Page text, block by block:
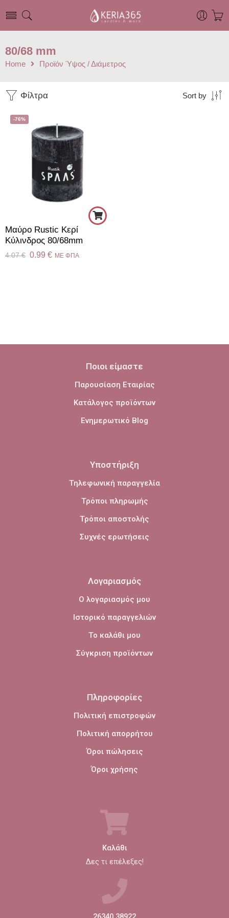
80/68 mm
Home Προϊόν Ύψος / Διάμετρος
Φίλτρα Sort by
-76%
Μαύρο Rustic Κερί
Kύλινδρος 80/68mm
4.07€ 0.99 € ME ΦΠΑ
Ποιοι είμαστε
Παρουσίαση Εταιρίας
Κατάλογος προϊόντων
Ενημερωτικό Blog
Υποστήριξη
Τηλεφωνική παραγγελία
Τρόποι πληρωμής
Τρόποι αποστολής
Συχνές ερωτήσεις
Λογαριασμός
Ο λογαριασμός μου
Ιστορικό παραγγελιών
Το καλάθι μου
Σύγκριση προϊόντων
Πληροφορίες
Πολιτική επιστροφών
Πολιτική απορρήτου
Όροι πώλησεις
Όροι χρήσης
Καλάθι
Δες τι επέλεξες!